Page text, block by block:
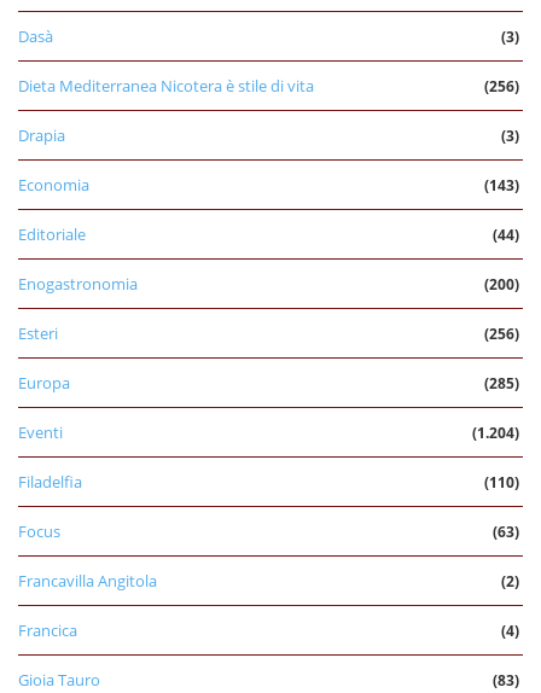
Dasà (3)
Dieta Mediterranea Nicotera è stile di vita (256)
Drapia (3)
Economia (143)
Editoriale (44)
Enogastronomia (200)
Esteri (256)
Europa (285)
Eventi (1.204)
Filadelfia (110)
Focus (63)
Francavilla Angitola (2)
Francica (4)
Gioia Tauro (83)